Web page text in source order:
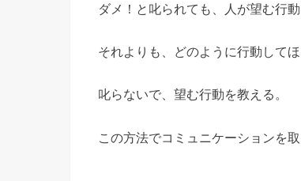
ダメ！と叱られても、人が望む行
それよりも、どのように行動して
叱らないで、望む行動を教える。
この方法でコミュニケーションを